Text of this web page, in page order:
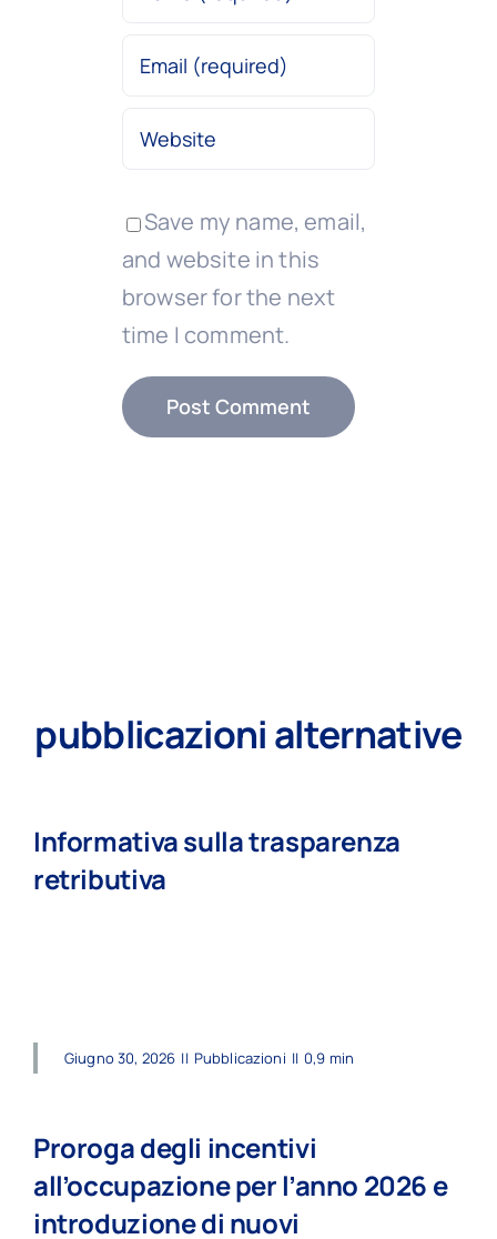
Save my name, email,
and website in this
browser for the next
time I comment.
pubblicazioni alternative
Informativa sulla trasparenza
retributiva
Giugno 30, 2026 || Pubblicazioni || 0,9 min
Proroga degli incentivi
all’occupazione per l’anno 2026 e
introduzione di nuovi